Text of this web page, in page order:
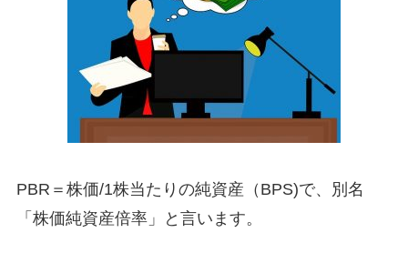
PBR＝株価/1株当たりの純資産（BPS)で、別名
「株価純資産倍率」と言います。